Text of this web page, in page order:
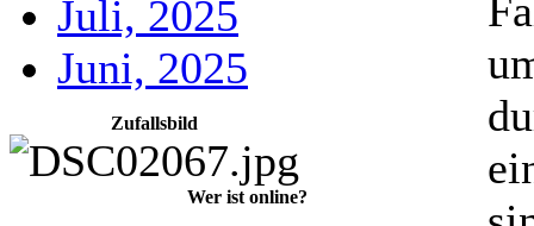
Juli, 2025
Juni, 2025
Zufallsbild
Wer ist online?